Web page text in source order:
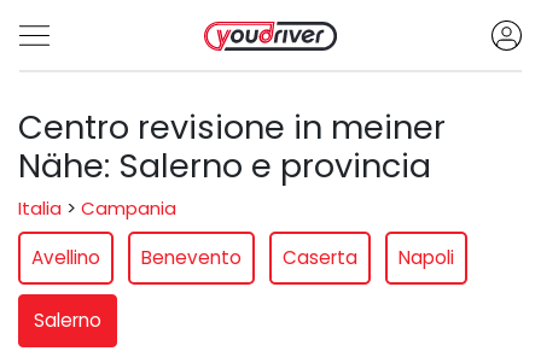
Centro revisione in meiner
Nähe: Salerno e provincia
Italia > Campania
Avellino
Benevento Caserta Napoli
Salerno